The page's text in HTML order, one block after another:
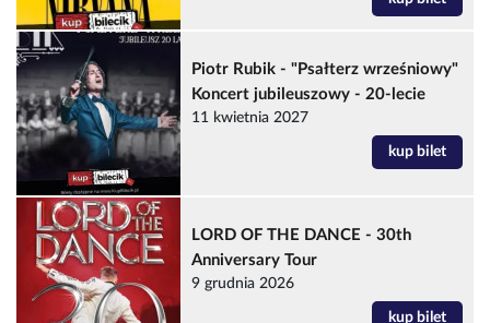
Piotr Rubik - "Psałterz wrześniowy"
Koncert jubileuszowy - 20-lecie
11 kwietnia 2027
kup bilet
LORD OF THE DANCE - 30th
Anniversary Tour
9 grudnia 2026
kup bilet